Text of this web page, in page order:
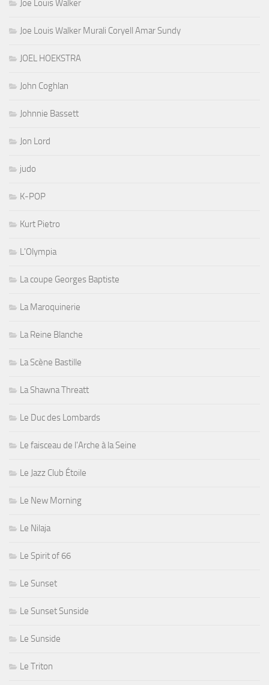
Joe Louis Walker
Joe Louis Walker Murali Coryell Amar Sundy
JOEL HOEKSTRA
John Coghlan
Johnnie Bassett
Jon Lord
judo
K-POP
Kurt Pietro
L'Olympia
La coupe Georges Baptiste
La Maroquinerie
La Reine Blanche
La Scène Bastille
La Shawna Threatt
Le Duc des Lombards
Le faisceau de l'Arche à la Seine
Le Jazz Club Étoile
Le New Morning
Le Nilaja
Le Spirit of 66
Le Sunset
Le Sunset Sunside
Le Sunside
Le Triton